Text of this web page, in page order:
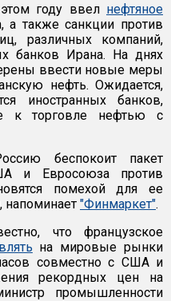
году ввел нефтяное
а также санкции против
различных компаний,
банков Ирана. На днях
ввести новые меры
нефть. Ожидается,
иностранных банков,
к торговле нефтью с
беспокоит пакет
и Евросоюза против
помехой для ее
напоминает "Финмаркет".
что французское
на мировые рынки
совместно с США и
рекордных цен на
промышленности